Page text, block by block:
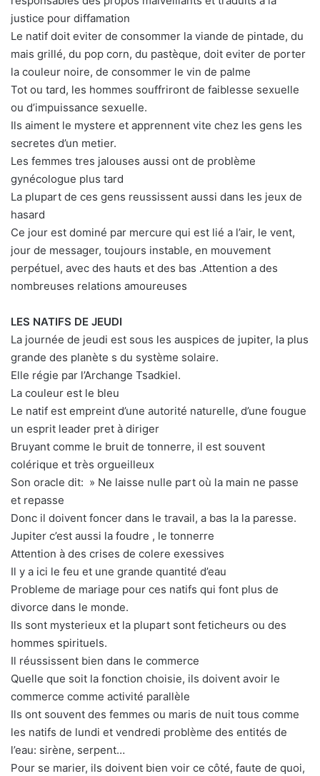
justice pour diffamation
Le natif doit eviter de consommer la viande de pintade, du
mais grillé, du pop corn, du pastèque, doit eviter de porter
la couleur noire, de consommer le vin de palme
Tot ou tard, les hommes souffriront de faiblesse sexuelle
ou d’impuissance sexuelle.
Ils aiment le mystere et apprennent vite chez les gens les
secretes d’un metier.
Les femmes tres jalouses aussi ont de problème
gynécologue plus tard
La plupart de ces gens reussissent aussi dans les jeux de
hasard
Ce jour est dominé par mercure qui est lié a l’air, le vent,
jour de messager, toujours instable, en mouvement
perpétuel, avec des hauts et des bas .Attention a des
nombreuses relations amoureuses
LES NATIFS DE JEUDI
La journée de jeudi est sous les auspices de jupiter, la plus
grande des planète s du système solaire.
Elle régie par l’Archange Tsadkiel.
La couleur est le bleu
Le natif est empreint d’une autorité naturelle, d’une fougue
un esprit leader pret à diriger
Bruyant comme le bruit de tonnerre, il est souvent
colérique et très orgueilleux
Son oracle dit: » Ne laisse nulle part où la main ne passe
et repasse
Donc il doivent foncer dans le travail, a bas la la paresse.
Jupiter c’est aussi la foudre , le tonnerre
Attention à des crises de colere exessives
Il y a ici le feu et une grande quantité d’eau
Probleme de mariage pour ces natifs qui font plus de
divorce dans le monde.
Ils sont mysterieux et la plupart sont feticheurs ou des
hommes spirituels.
Il réussissent bien dans le commerce
Quelle que soit la fonction choisie, ils doivent avoir le
commerce comme activité parallèle
Ils ont souvent des femmes ou maris de nuit tous comme
les natifs de lundi et vendredi problème des entités de
l’eau: sirène, serpent…
Pour se marier, ils doivent bien voir ce côté, faute de quoi,